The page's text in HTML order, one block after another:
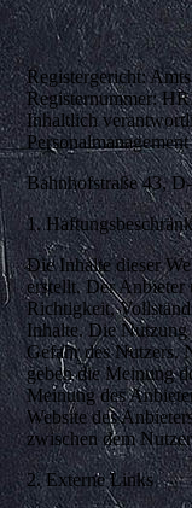
Registergericht:
Registernummer:
Inhaltlich
Bahnhofstraße 43,
1.
Die Inhalte dieser
erstellt. Der
Richtigkeit,
Inhalte. Die Nutzung
Gefahr des Nutzers.
geben die Meinung
Meinung des
Website des
zwischen dem
2. Externe Links